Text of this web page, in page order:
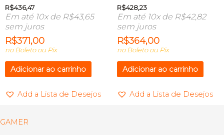
R$436,47
Em até 10x de R$43,65
sem juros
R$371,00
no Boleto ou Pix
Adicionar ao carrinho
Add a Lista de Desejos
R$428,23
Em até 10x de R$42,82
sem juros
R$364,00
no Boleto ou Pix
Adicionar ao carrinho
Add a Lista de Desejos
GAMER